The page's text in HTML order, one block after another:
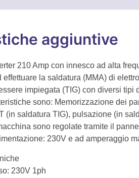
aggiuntive
210 Amp con innesco ad alta
effettuare la saldatura (MMA) di
impiegata (TIG) con diversi
sono: Memorizzazione dei
(in saldatura TIG), pulsazione (in
sono regolate tramite il
230V e ad amperaggio
230V 1ph